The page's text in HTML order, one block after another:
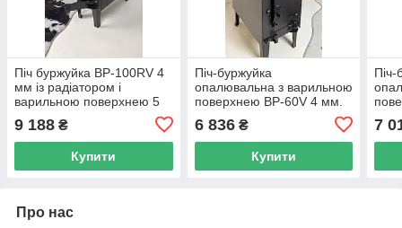
Піч буржуйка BP-100RV 4
мм із радіатором і
варильною поверхнею 5
9 188 ₴
Купити
Піч-буржуйка
опалювальна з варильною
поверхнею BP-60V 4 мм.
6 836₴
Купити
Піч-
7
Про нас